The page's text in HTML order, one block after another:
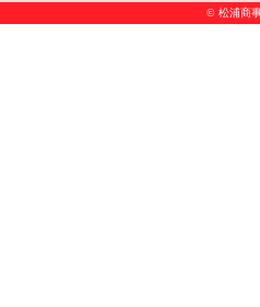
© 松浦商